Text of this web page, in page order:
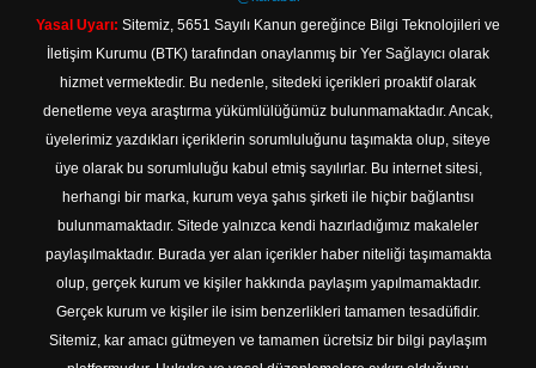
Yasal Uyarı: Sitemiz, 5651 Sayılı Kanun gereğince Bilgi Teknolojileri ve
İletişim Kurumu (BTK) tarafından onaylanmış bir Yer Sağlayıcı olarak
hizmet vermektedir. Bu nedenle, sitedeki içerikleri proaktif olarak
denetleme veya araştırma yükümlülüğümüz bulunmamaktadır. Ancak,
üyelerimiz yazdıkları içeriklerin sorumluluğunu taşımakta olup, siteye
üye olarak bu sorumluluğu kabul etmiş sayılırlar. Bu internet sitesi,
herhangi bir marka, kurum veya şahıs şirketi ile hiçbir bağlantısı
bulunmamaktadır. Sitede yalnızca kendi hazırladığımız makaleler
paylaşılmaktadır. Burada yer alan içerikler haber niteliği taşımamakta
olup, gerçek kurum ve kişiler hakkında paylaşım yapılmamaktadır.
Gerçek kurum ve kişiler ile isim benzerlikleri tamamen tesadüfidir.
Sitemiz, kar amacı gütmeyen ve tamamen ücretsiz bir bilgi paylaşım